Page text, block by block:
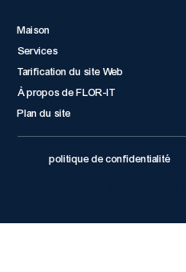
Maison
Services
Tarification du site Web
À propos de FLOR-IT
Plan du site
politique de confidentialité